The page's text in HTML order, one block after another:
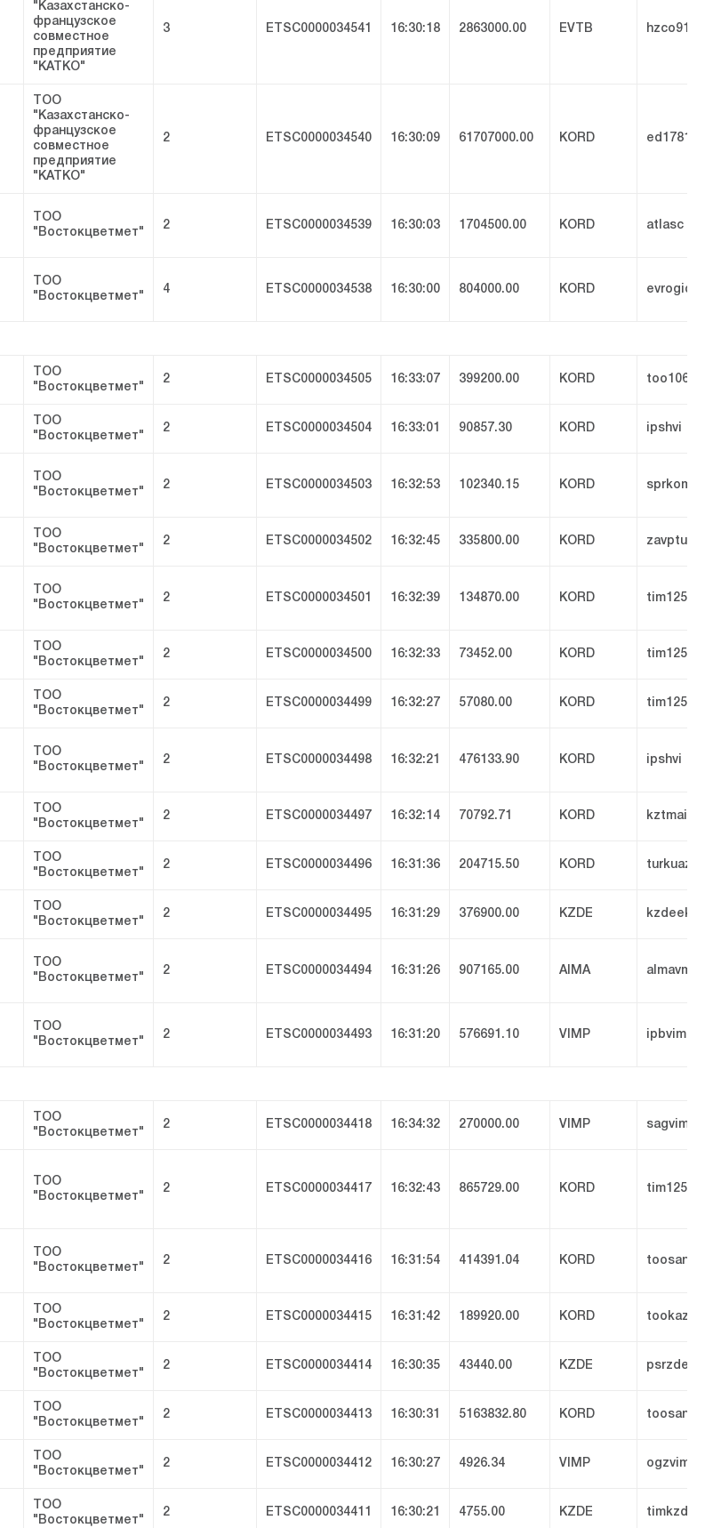
"Казахстанско-
французское
совместное
предприятие
"КАТКО"
3 ETSC0000034541 16:30:18 2863000.00 EVTB hzco912
ТОО
"Казахстанско-
французское
совместное
предприятие
"КАТКО"
2 ETSC0000034540 16:30:09 61707000.00 KORD ed1781
ТОО
"Востокцветмет"
2 ETSC0000034539 16:30:03 1704500.00 KORD atlasc
ТОО
"Востокцветмет"
4 ETSC0000034538 16:30:00 804000.00 KORD evrogid
ТОО
"Востокцветмет"
2 ETSC0000034505 16:33:07 399200.00 KORD too1062
ТОО
"Востокцветмет"
2 ETSC0000034504 16:33:01 90857.30 KORD ipshvi
ТОО
"Востокцветмет"
2 ETSC0000034503 16:32:53 102340.15 KORD sprkom
ТОО
"Востокцветмет"
2 ETSC0000034502 16:32:45 335800.00 KORD zavptuk
ТОО
"Востокцветмет"
2 ETSC0000034501 16:32:39 134870.00 KORD tim1251
ТОО
"Востокцветмет"
2 ETSC0000034500 16:32:33 73452.00 KORD tim1251
ТОО
"Востокцветмет"
2 ETSC0000034499 16:32:27 57080.00 KORD tim1251
ТОО
"Востокцветмет"
2 ETSC0000034498 16:32:21 476133.90 KORD ipshvi
ТОО
"Востокцветмет"
2 ETSC0000034497 16:32:14 70792.71 KORD kztmai
ТОО
"Востокцветмет"
2 ETSC0000034496 16:31:36 204715.50 KORD turkuaz
ТОО
"Востокцветмет"
2 ETSC0000034495 16:31:29 376900.00 KZDE kzdeekt
ТОО
"Востокцветмет"
2 ETSC0000034494 16:31:26 907165.00 AIMA almavmo
ТОО
"Востокцветмет"
2 ETSC0000034493 16:31:20 576691.10 VIMP ipbvimp
ТОО
"Востокцветмет"
2 ETSC0000034418 16:34:32 270000.00 VIMP sagvimp
ТОО
"Востокцветмет"
2 ETSC0000034417 16:32:43 865729.00 KORD tim1251
ТОО
"Востокцветмет"
2 ETSC0000034416 16:31:54 414391.04 KORD toosan
ТОО
"Востокцветмет"
2 ETSC0000034415 16:31:42 189920.00 KORD tookazx
ТОО
"Востокцветмет"
2 ETSC0000034414 16:30:35 43440.00 KZDE psrzde
ТОО
"Востокцветмет"
2 ETSC0000034413 16:30:31 5163832.80 KORD toosan
ТОО
"Востокцветмет"
2 ETSC0000034412 16:30:27 4926.34 VIMP ogzvimp
ТОО
"Востокцветмет"
2 ETSC0000034411 16:30:21 4755.00 KZDE timkzde